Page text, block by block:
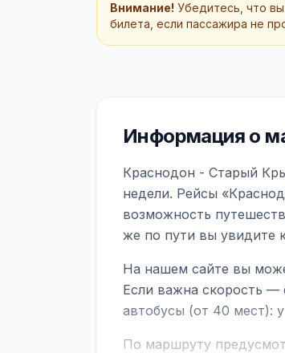
Внимание! Убедитесь, что
билета, если пассажира не
Информация о
Краснодон - Старый
недели. Рейсы
возможность
же по пути вы увидите
На нашем сайте вы
Если важна скорость —
автобусы (от 40 мест):
По маршруту